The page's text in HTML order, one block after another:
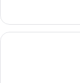
(Window)
további
részletei